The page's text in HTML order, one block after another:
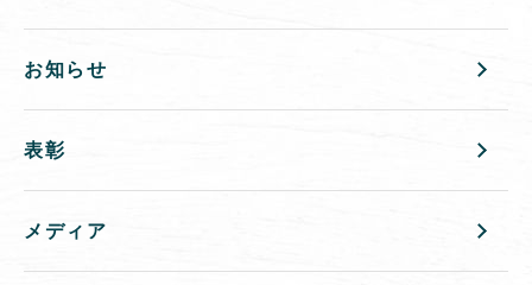
お知らせ
表彰
メディア